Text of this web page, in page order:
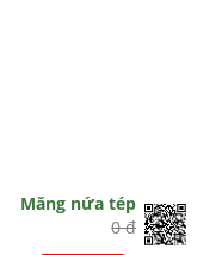
Măng nứa tép
0 đ